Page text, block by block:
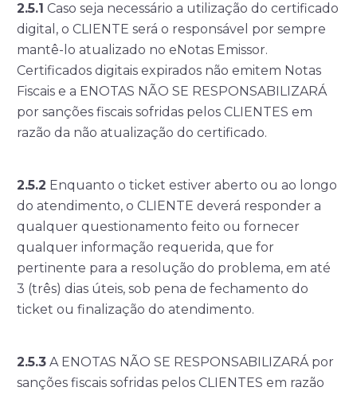
2.5.1 Caso seja necessário a utilização do certificado
digital, o CLIENTE será o responsável por sempre
mantê-lo atualizado no eNotas Emissor.
Certificados digitais expirados não emitem Notas
Fiscais e a ENOTAS NÃO SE RESPONSABILIZARÁ
por sanções fiscais sofridas pelos CLIENTES em
razão da não atualização do certificado.
2.5.2 Enquanto o ticket estiver aberto ou ao longo
do atendimento, o CLIENTE deverá responder a
qualquer questionamento feito ou fornecer
qualquer informação requerida, que for
pertinente para a resolução do problema, em até
3 (três) dias úteis, sob pena de fechamento do
ticket ou finalização do atendimento.
2.5.3 A ENOTAS NÃO SE RESPONSABILIZARÁ por
sanções fiscais sofridas pelos CLIENTES em razão